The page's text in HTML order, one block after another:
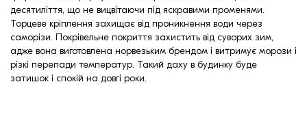
десятиліття, що не вицвітаючи під яскравими променями.
Торцеве кріплення захищає від проникнення води через
саморізи. Покрівельне покриття захистить від суворих зим,
адже вона виготовлена норвезьким брендом і витримує морози і
різкі перепади температур. Такий даху в будинку буде
затишок і спокій на довгі роки.